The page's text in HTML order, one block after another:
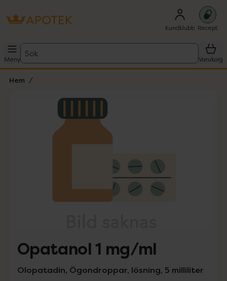
Kundklubb Recept
Meny
Sök
Varukorg
Hem
Lista: . Innehåller 1 objekt.
Opatanol 1 mg/ml
Olopatadin, Ögondroppar, lösning, 5 milliliter